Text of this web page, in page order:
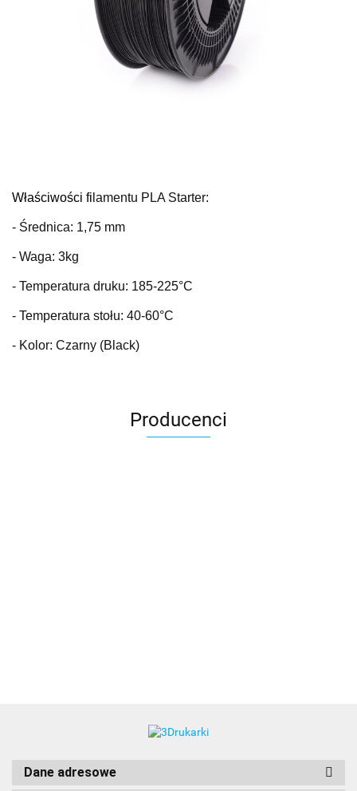
Właściwości fi lamentu PLA Starter:
- Średnica: 1,75 mm
- Waga: 3kg
- Temperatura druku: 185-225°C
- Temperatura stołu: 40-60°C
- Kolor: Czarny (Black)
Producenci
Dane adresowe